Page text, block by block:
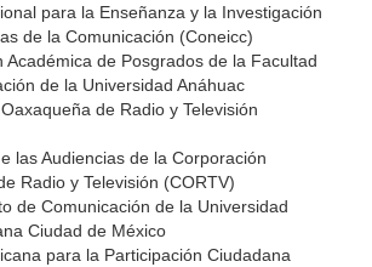
para la Enseñanza y la Investigación
de la Comunicación (Coneicc)
Académica de Posgrados de la Facultad
de la Universidad Anáhuac
de Radio y Televisión
las Audiencias de la Corporación
Radio y Televisión (CORTV)
de Comunicación de la Universidad
Ciudad de México
para la Participación Ciudadana